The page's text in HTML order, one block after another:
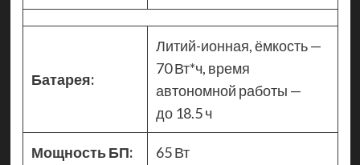
Батарея:
Литий-ионная, ёмкость —
70 Вт*ч, время
автономной работы —
до 18.5 ч
Мощность БП: 65 Вт